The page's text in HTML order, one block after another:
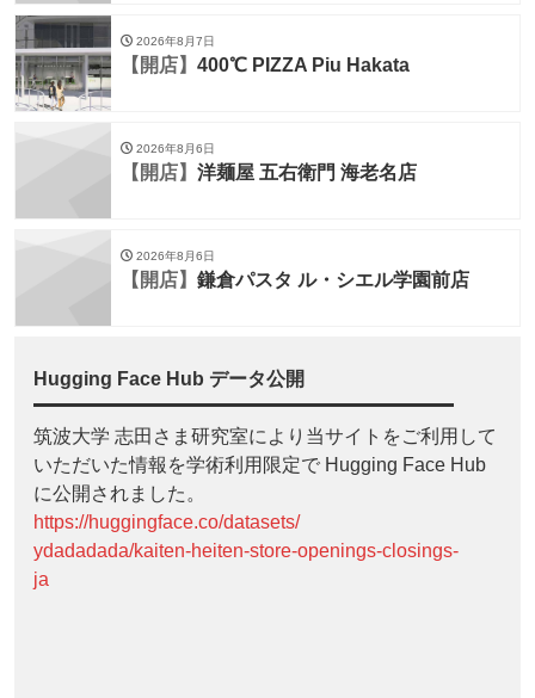
2026年8月7日
【開店】 400℃ PIZZA Piu Hakata
2026年8月6日
【開店】 洋麺屋 五右衛門 海老名店
2026年8月6日
【開店】 鎌倉パスタ ル・シエル学園前店
Hugging Face Hub データ公開
筑波大学 志田さま研究室により当サイトをご利用して
いただいた情報を学術利用限定で Hugging Face Hub
に公開されました。
https://huggingface.co/datasets/
ydadadada/kaiten-heiten-store-openings-closings-
ja